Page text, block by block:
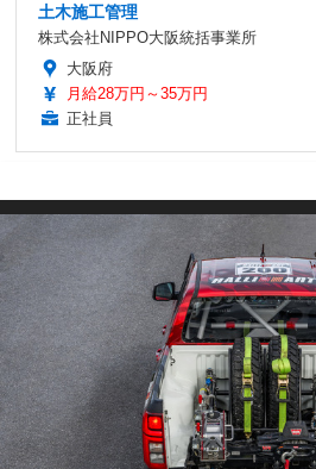
土木施工管理
株式会社NIPPO大阪統括事業所
大阪府
月給28万円～35万円
正社員